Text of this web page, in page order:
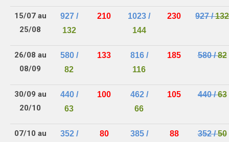
15/07 au
25/08
927 /
132
210
1023 /
144
230 927 /132
26/08 au
08/09
580 /
82
133
816 /
116
185 580 /82
30/09 au
20/10
440 /
63
100
462 /
66
105 440 /63
07/10 au
352 /
80
385 /
88 352 /50